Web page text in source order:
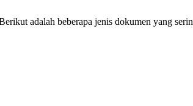
adalah beberapa jenis dokumen yang